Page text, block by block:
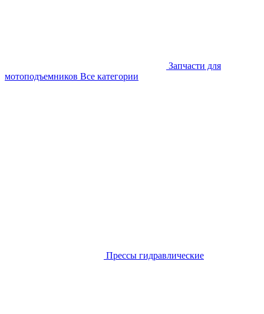
Запчасти для
мотоподъемников Все категории
Прессы гидравлические